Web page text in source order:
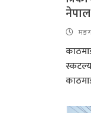
नेपाल